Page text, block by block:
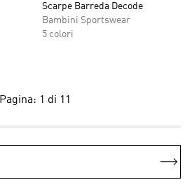
Scarpe Barreda Decode
Bambini Sportswear
5 colori
Pagina: 1 di 11